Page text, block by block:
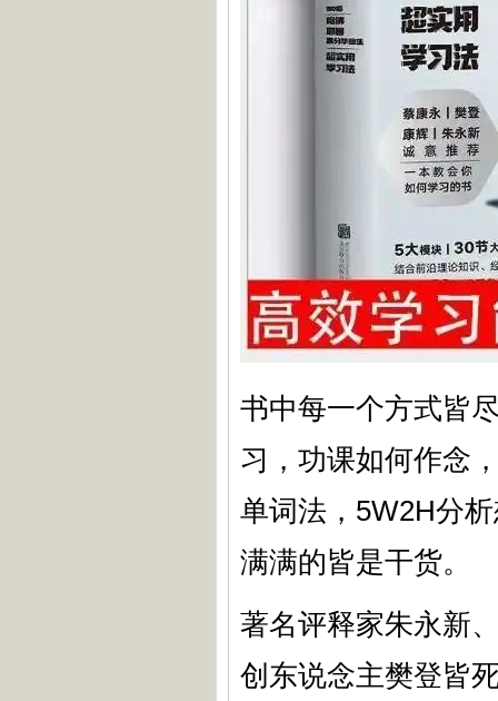
书中每一个方式皆
习，功课如何作念
单词法，5W2H分
满满的皆是干货。
著名评释家朱永新
创东说念主樊登皆